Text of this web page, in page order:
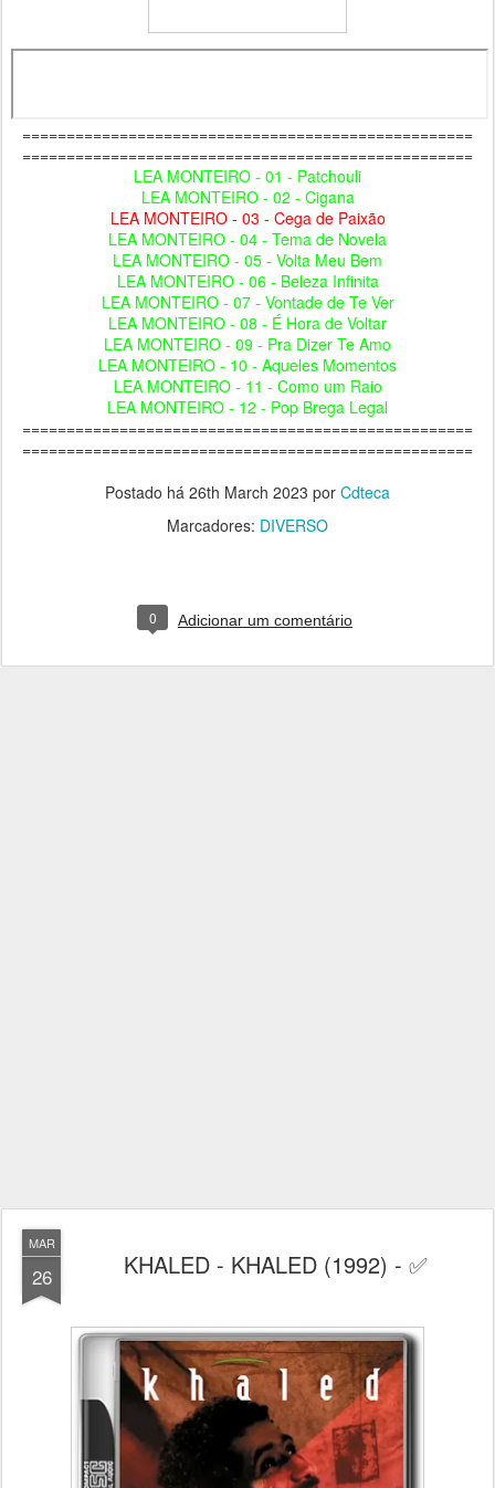
===================================================
===================================================
LEA MONTEIRO - 01 - Patchouli
LEA MONTEIRO - 02 - Cigana
LEA MONTEIRO - 03 - Cega de Paixão
LEA MONTEIRO - 04 - Tema de Novela
LEA MONTEIRO - 05 - Volta Meu Bem
LEA MONTEIRO - 06 - Beleza Infinita
LEA MONTEIRO - 07 - Vontade de Te Ver
LEA MONTEIRO - 08 - É Hora de Voltar
LEA MONTEIRO - 09 - Pra Dizer Te Amo
LEA MONTEIRO - 10 - Aqueles Momentos
LEA MONTEIRO - 11 - Como um Raio
LEA MONTEIRO - 12 - Pop Brega Legal
===================================================
===================================================
Postado há 26th March 2023 por Cdteca
Marcadores: DIVERSO
0 Adicionar um comentário
MAR
26 KHALED - KHALED (1992) - ✅